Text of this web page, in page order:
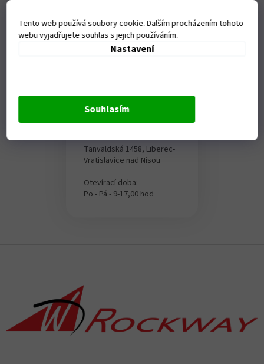
Tento web používá soubory cookie. Dalším procházením tohoto
webu vyjadřujete souhlas s jejich používáním.
Nastavení
Souhlasím
p
r
v
k
p
Kamenná
Tanvaldská 1458, Liberec-
Vratislavice nad Nisou
Otevírací doba:
Po - Pá - 9-17,00 hod